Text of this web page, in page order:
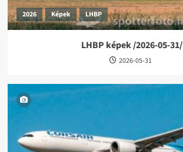
2026 Képek LHBP
LHBP képek /2026-05-31/
2026-05-31